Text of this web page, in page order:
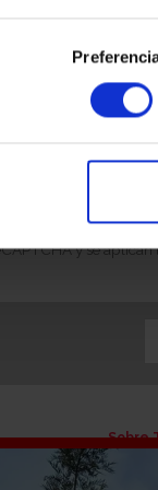
sea uno de
en contacto
obligatorio
en
y se aplican
Sobre